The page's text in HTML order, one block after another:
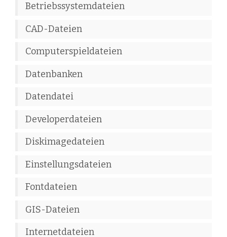
Betriebssystemdateien
CAD-Dateien
Computerspieldateien
Datenbanken
Datendatei
Developerdateien
Diskimagedateien
Einstellungsdateien
Fontdateien
GIS-Dateien
Internetdateien